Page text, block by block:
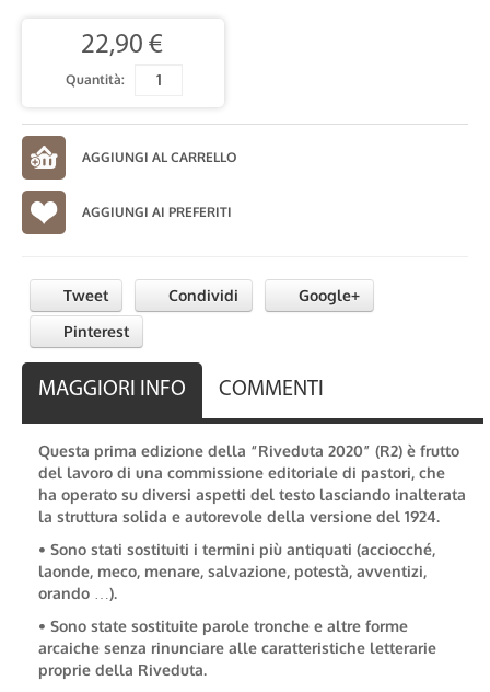
22,90 €
Quantità:
AGGIUNGI AI PREFERITI
Tweet Condividi
Google+
Pinterest
MAGGIORI INFO COMMENTI
Questa prima edizione della “Riveduta 2020” (R2) è frutto
del lavoro di una commissione editoriale di pastori, che
ha operato su diversi aspetti del testo lasciando inalterata
la struttura solida e autorevole della versione del 1924.
• Sono stati sostituiti i termini più antiquati (acciocché,
laonde, meco, menare, salvazione, potestà, avventizi,
orando …).
• Sono state sostituite parole tronche e altre forme
arcaiche senza rinunciare alle caratteristiche letterarie
proprie della Riveduta.